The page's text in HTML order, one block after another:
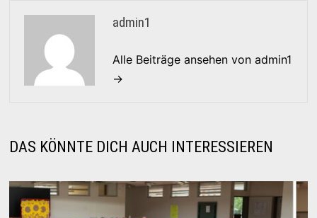
admin1
Alle Beiträge ansehen von admin1
→
DAS KÖNNTE DICH AUCH INTERESSIEREN